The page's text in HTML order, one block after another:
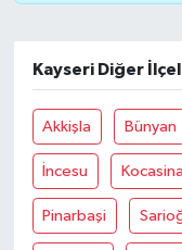
Kayseri Diğer
Akkişla Bünyan
İncesu
Pinarbaşi